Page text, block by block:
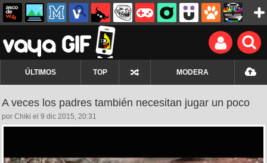
ÚLTIMOS TOP MODERA
A veces los padres también necesitan jugar un poco
por Chiki el 9 dic 2015, 20:31